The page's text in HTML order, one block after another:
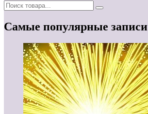
Самые популярные записи